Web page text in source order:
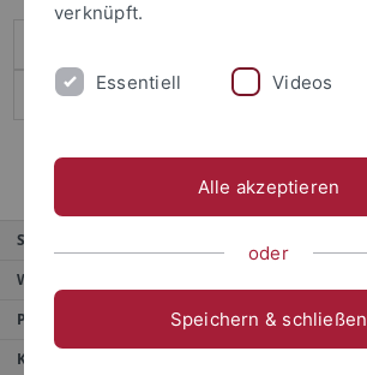
Service
Weitere Angebote
Portale
Kontaktinfo
verknüpft.
Essentiell Videos
Alle akzeptieren
oder
Speichern & schließen